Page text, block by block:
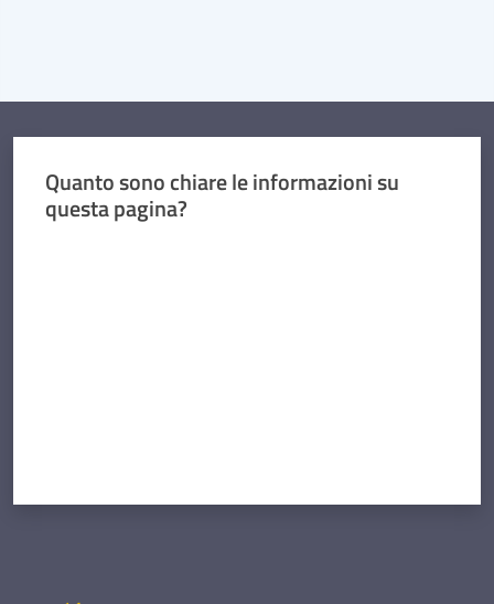
Quanto sono chiare le informazioni su
questa pagina?